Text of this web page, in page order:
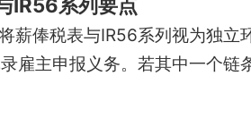
IR56系列要点
薪俸税表与IR56系列视为独立
雇主申报义务。若其中一个链